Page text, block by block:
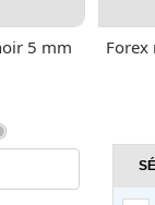
5 mm